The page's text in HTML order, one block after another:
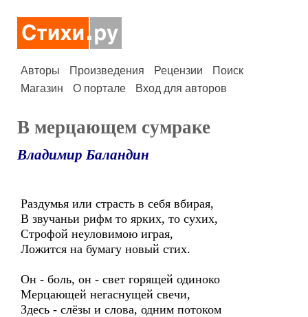
Авторы Произведения Рецензии
Поиск
Магазин
О портале Вход для авторов
В мерцающем сумраке
Владимир Баландин
Раздумья или страсть в себя вбирая,
В звучаньи рифм то ярких, то сухих,
Строфой неуловимою играя,
Ложится на бумагу новый стих.
Он - боль, он - свет горящей одиноко
Мерцающей негаснущей свечи,
Здесь - слёзы и слова, одним потоком